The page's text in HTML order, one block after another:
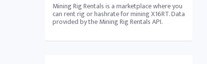
Mining Rig Rentals is a marketplace where you
can rent rig or hashrate for mining X16RT. Data
provided by the Mining Rig Rentals API.